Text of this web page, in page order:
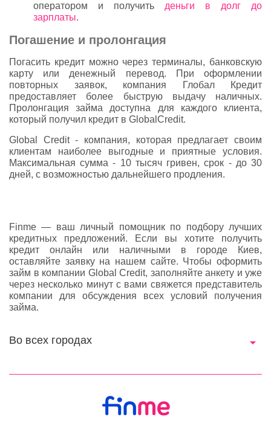
оператором и получить деньги в долг до
зарплаты.
Погашение и пролонгация
Погасить кредит можно через терминалы, банковскую
карту или денежный перевод. При оформлении
повторных заявок, компания Глобал Кредит
предоставляет более быструю выдачу наличных.
Пролонгация займа доступна для каждого клиента,
который получил кредит в GlobalCredit.
Global Credit - компания, которая предлагает своим
клиентам наиболее выгодные и приятные условия.
Максимальная сумма - 10 тысяч гривен, срок - до 30
дней, с возможностью дальнейшего продления.
Finme — ваш личный помощник по подбору лучших
кредитных предложений. Если вы хотите получить
кредит онлайн или наличными в городе Киев,
оставляйте заявку на нашем сайте. Чтобы оформить
займ в компании Global Credit, заполняйте анкету и уже
через несколько минут с вами свяжется представитель
компании для обсуждения всех условий получения
займа.
Во всех городах